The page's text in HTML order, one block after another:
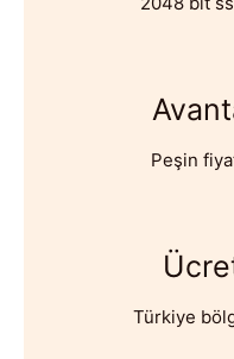
Peşin
Türkiye